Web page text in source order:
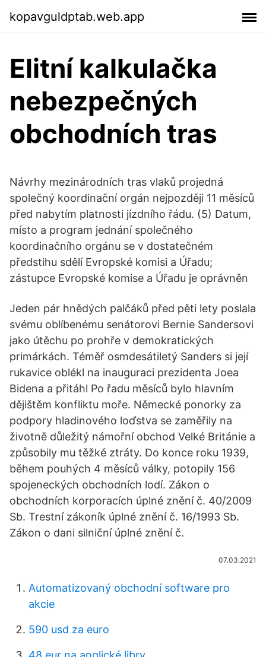
kopavguldptab.web.app
Elitní kalkulačka
nebezpečných
obchodních tras
Návrhy mezinárodních tras vlaků projedná
společný koordinační orgán nejpozději 11 měsíců
před nabytím platnosti jízdního řádu. (5) Datum,
místo a program jednání společného
koordinačního orgánu se v dostatečném
předstihu sdělí Evropské komisi a Úřadu;
zástupce Evropské komise a Úřadu je oprávněn
Jeden pár hnědých palčáků před pěti lety poslala
svému oblíbenému senátorovi Bernie Sandersovi
jako útěchu po prohře v demokratických
primárkách. Téměř osmdesátiletý Sanders si její
rukavice oblékl na inauguraci prezidenta Joea
Bidena a přitáhl Po řadu měsíců bylo hlavním
dějištěm konfliktu moře. Německé ponorky za
podpory hladinového loďstva se zaměřily na
životně důležitý námořní obchod Velké Británie a
způsobily mu těžké ztráty. Do konce roku 1939,
během pouhých 4 měsíců války, potopily 156
spojeneckých obchodních lodí. Zákon o
obchodních korporacích úplné znění č. 40/2009
Sb. Trestní zákoník úplné znění č. 16/1993 Sb.
Zákon o dani silniční úplné znění č.
07.03.2021
Automatizovaný obchodní software pro
akcie
590 usd za euro